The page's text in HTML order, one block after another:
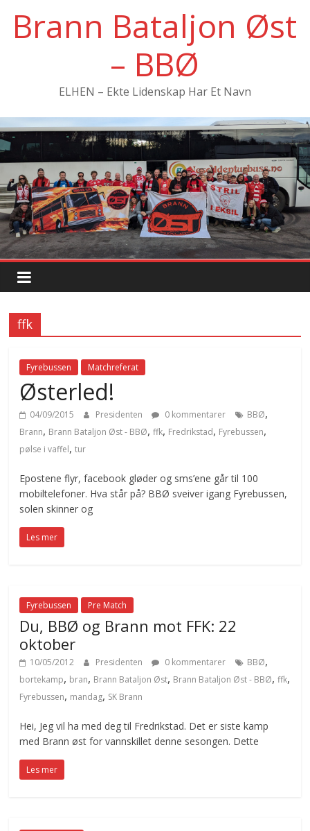
innholdet
Brann Bataljon Øst
– BBØ
ELHEN – Ekte Lidenskap Har Et Navn
ffk
Fyrebussen Matchreferat
Østerled!
04/09/2015 Presidenten 0 kommentarer BBØ,
Brann, Brann Bataljon Øst - BBØ,ffk, Fredrikstad, Fyrebussen,
pølse i vaffel,tur
Epostene flyr, facebook gløder og sms’ene går til 100
mobiltelefoner. Hva står på? BBØ sveiver igang Fyrebussen,
solen skinner og
Les mer
Fyrebussen Pre Match
Du, BBØ og Brann mot FFK: 22
oktober
10/05/2012 Presidenten 0 kommentarer BBØ,
bortekamp, bran, Brann Bataljon Øst, Brann Bataljon Øst - BBØ,ffk,
Fyrebussen, mandag, SK Brann
Hei, Jeg vil ha med deg til Fredrikstad. Det er siste kamp
med Brann øst for vannskillet denne sesongen. Dette
Les mer